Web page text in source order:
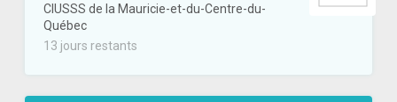
CIUSSS de la Mauricie-et-du-Centre-du-
Québec
13 jours restants